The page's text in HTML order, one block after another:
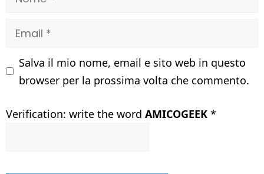
Email
Salva il mio nome, email e sito web in questo
browser per la prossima volta che commento.
Verification: write the word AMICOGEEK *